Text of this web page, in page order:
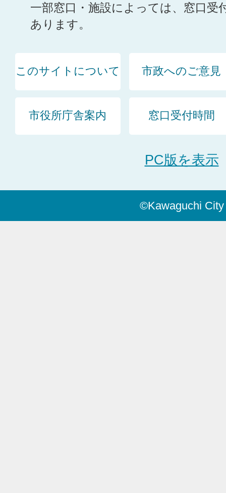
一部窓口・施設によっては、窓口受
あります。
このサイトについて 市政へのご意見
市役所庁舎案内 窓口受付時間
PC版を表示
©Kawaguchi City